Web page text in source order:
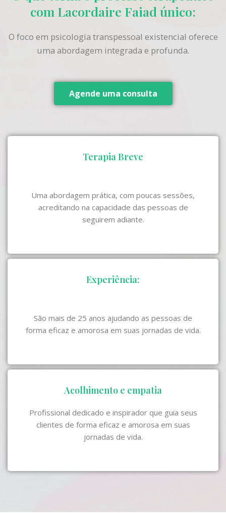
Terapia Breve
Uma abordagem prática, com poucas sessões,
acreditando na capacidade das pessoas de
seguirem adiante.
Experiência:
São mais de 25 anos ajudando as pessoas de
forma eficaz e amorosa em suas jornadas de vida.
Acolhimento e empatia
Profissional dedicado e inspirador que guia seus
clientes de forma eficaz e amorosa em suas
jornadas de vida.
com Lacordaire Faiad único:
O foco em psicologia transpessoal existencial oferece
uma abordagem integrada e profunda.
Agende uma consulta